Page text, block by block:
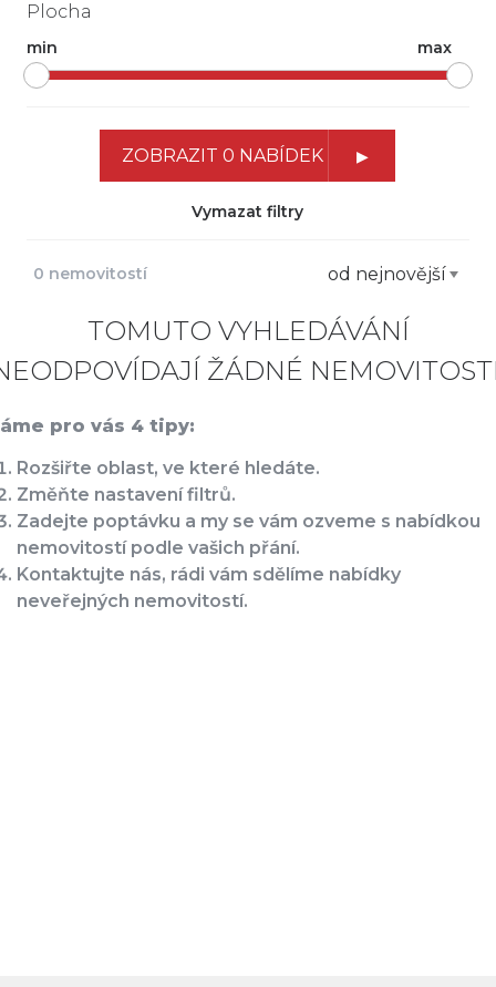
Plocha
min max
ZOBRAZIT 0 NABÍDEK
Vymazat filtry
0 nemovitostí od nejnovější
TOMUTO VYHLEDÁVÁNÍ
ŽÁDNÉ
pro vás 4 tipy:
Rozšiřte oblast, ve které hledáte.
Změňte nastavení filtrů.
Zadejte poptávku a my se vám ozveme s nabídkou
nemovitostí podle vašich přání.
Kontaktujte nás, rádi vám sdělíme nabídky
neveřejných nemovitostí.